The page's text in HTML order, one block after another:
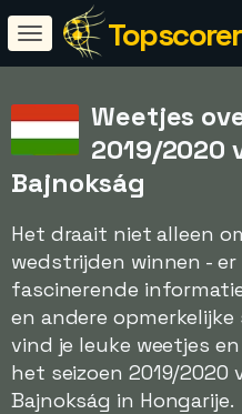
Weetjes
2019/2020
Bajnokság
Het draait niet alleen
wedstrijden winnen -
fascinerende
en andere
vind je leuke weetjes
het seizoen 2019/2020
Bajnokság in Hongarije.